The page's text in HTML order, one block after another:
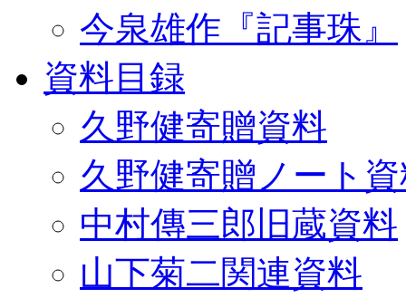
今泉雄作『記事珠』
資料目録
久野健寄贈資料
久野健寄贈ノート
中村傳三郎旧蔵資料
山下菊二関連資料